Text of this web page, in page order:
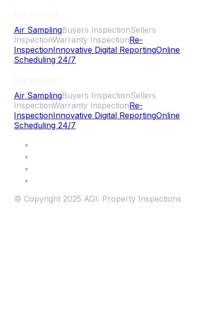
Air SamplingBuyers InspectionSellers
InspectionWarranty InspectionRe-
InspectionInnovative Digital ReportingOnline
Scheduling 24/7
Air SamplingBuyers InspectionSellers
InspectionWarranty InspectionRe-
InspectionInnovative Digital ReportingOnline
Scheduling 24/7
© Copyright 2025 AGI: Property Inspections